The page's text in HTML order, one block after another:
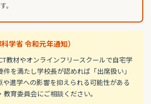
。
学省 令和元年通知）
教材やオンラインフリースクールで自宅学
を満たし学校長が認めれば「出席扱い」
や進学への影響を抑えられる可能性がある
育委員会にご相談ください。